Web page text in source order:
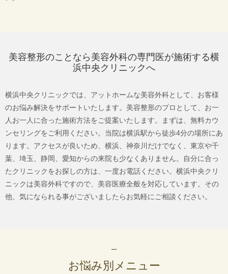
美容整形のことなら美容外科の専門医が施術する横
浜中央クリニックへ
横浜中央クリニックでは、アットホームな美容外科として、お客様
のお悩み解決をサポートいたします。美容整形のプロとして、お一
人お一人に合った施術方法をご提案いたします。まずは、無料カウ
ンセリングをご利用ください。当院は横浜駅から徒歩4分の場所にあ
ります。アクセスが良いため、横浜、神奈川だけでなく、東京や千
葉、埼玉、静岡、愛知からの来院も少なくありません。自分に合っ
たクリニックをお探しの方は、一度お電話ください。横浜中央クリ
ニックは美容外科ですので、美容医療全般を対応しています。その
他、気になられる事がございましたらお気軽にご相談ください。
お悩み別メニュー